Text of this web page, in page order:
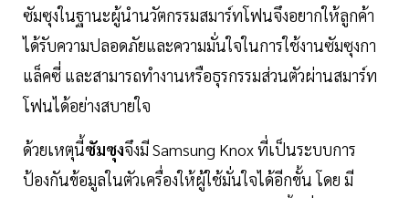
ซัมซุงในฐานะผู้นำนวัตกรรมสมาร์ทโฟนจึงอยากให้ลูกค้า
ได้รับความปลอดภัยและความมั่นใจในการใช้งานซัมซุงกา
แล็คซี่ และสามารถทำงานหรือธุรกรรมส่วนตัวผ่านสมาร์ท
โฟนได้อย่างสบายใจ
ด้วยเหตุนี้ซัมซุงจึงมี Samsung Knox ที่เป็นระบบการ
ป้องกันข้อมูลในตัวเครื่องให้ผู้ใช้มั่นใจได้อีกขั้น โดย มี